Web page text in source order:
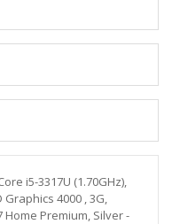
i5-3317U (1.70GHz),
Graphics 4000 , 3G,
Home Premium, Silver -